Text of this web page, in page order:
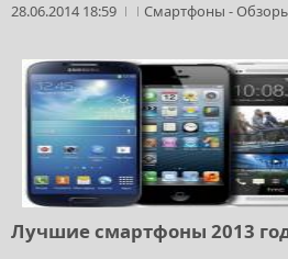
28.06.2014 18:59 Смартфоны -
Лучшие смартфоны 2013